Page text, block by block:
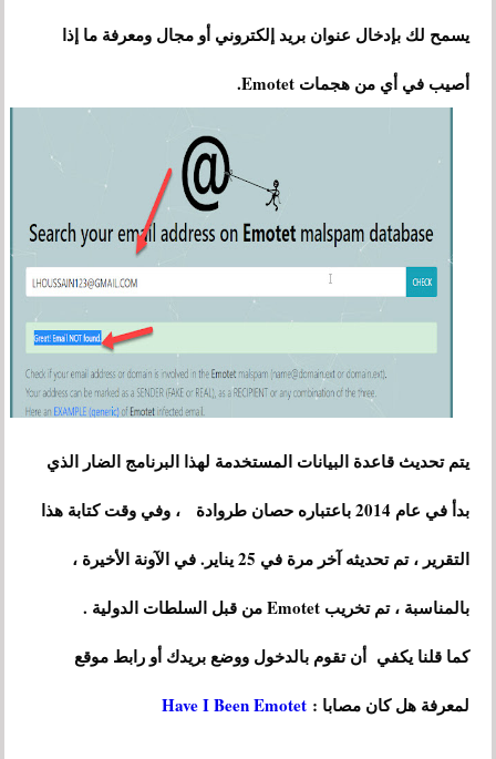
يسمح لك بإدخال عنوان بريد إلكتروني أو مجال ومعرفة ما إذا
أصيب في أي من هجمات Emotet.
يتم تحديث قاعدة البيانات المستخدمة لهذا البرنامج الضار الذي
بدأ في عام 2014 باعتباره حصان طروادة ، وفي وقت كتابة هذا
التقرير ، تم تحديثه آخر مرة في 25 يناير. في الآونة الأخيرة ،
بالمناسبة ، تم تخريب Emotet من قبل السلطات الدولية .
كما قلنا يكفي أن تقوم بالدخول ووضع بريدك أو رابط موقع
لمعرفة هل كان مصابا :Have I Been Emotet